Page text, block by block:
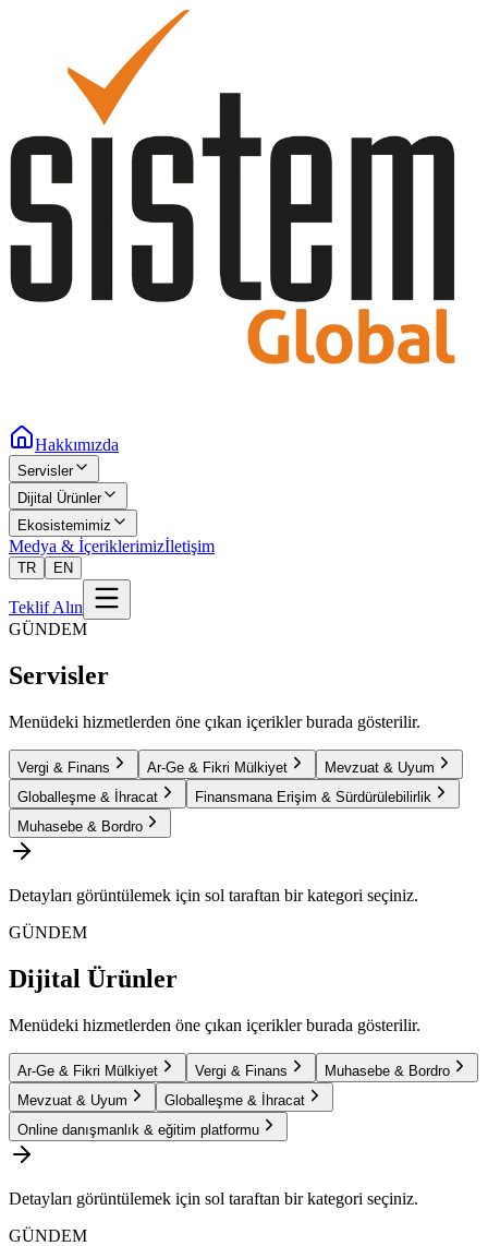
Hakkımızda
Servisler
Dijital Ürünler
Ekosistemimiz
Medya & İçeriklerimizİletişim
TR EN
Teklif Alın
GÜNDEM
Servisler
Menüdeki hizmetlerden öne çıkan içerikler burada gösterilir.
Vergi & Finans Ar-Ge & Fikri Mülkiyet
Mevzuat & Uyum
Globalleşme & İhracat
Finansmana Erişim & Sürdürülebilirlik
Muhasebe & Bordro
Detayları görüntülemek için sol taraftan bir kategori seçiniz.
GÜNDEM
Dijital Ürünler
Menüdeki hizmetlerden öne çıkan içerikler burada gösterilir.
Ar-Ge & Fikri Mülkiyet Vergi & Finans
Muhasebe & Bordro
Mevzuat & Uyum
Globalleşme & İhracat
Online danışmanlık & eğitim platformu
Detayları görüntülemek için sol taraftan bir kategori seçiniz.
GÜNDEM